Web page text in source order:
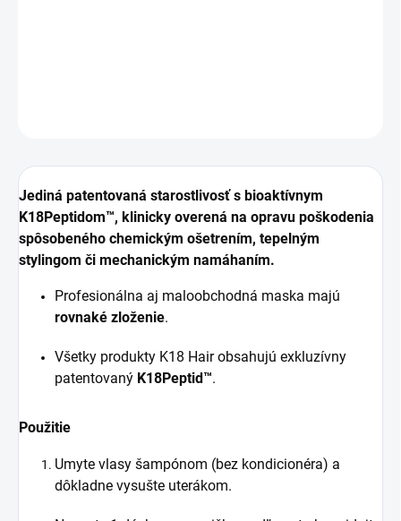
Jediná patentovaná starostlivosť s bioaktívnym
K18Peptidom™, klinicky overená na opravu poškodenia
spôsobeného chemickým ošetrením, tepelným
stylingom či mechanickým namáhaním.
Profesionálna aj maloobchodná maska majú
rovnaké zloženie.
Všetky produkty K18 Hair obsahujú exkluzívny
patentovaný K18Peptid™.
Použitie
Umyte vlasy šampónom (bez kondicionéra) a
dôkladne vysušte uterákom.